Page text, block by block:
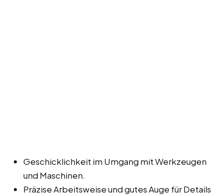
Geschicklichkeit im Umgang mit Werkzeugen
und Maschinen.
Präzise Arbeitsweise und gutes Auge für Details